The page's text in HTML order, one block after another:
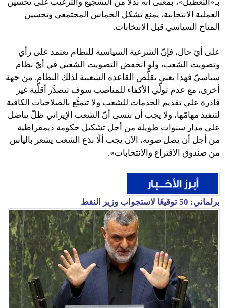
العملية الانتخابية، يمنع تشكل الحماس المجتمعي وتحسين
المناخ السياسي قبل الانتخابات.
على أيّ حال، فإنّ الشرعية السياسية للنظام تعتمد على رأي
وتصويت الشعب، ولو انخفض التصويت الشعبي في أيّ نظام
سياسيّ فهذا يعني تقلُّص القاعدة الشعبية لذلك النظام. من جهة
أخرى، مع عدم تولِّي الأكفاء للمناصب سوف تتصدَّر أقلِّية غير
قادرة على تقديم الخدمات للشعب ولا تتمتَّع بالصلاحيات الكافية
لتنفيذ مهامّها، ولا يجب أن ننسى أنّ الشعب الإيراني ظلّ يناضل
على مدار سنوات طويلة من أجل تشكيل حكومة ديمقراطية
من أجل أن يصل صوته، الآن يجب ألّا ندَع الشعب يشعر باليأس
من صندوق الاقتراع والانتخابات».
برلماني: 50 توقيعًا لاستجواب وزير النفط